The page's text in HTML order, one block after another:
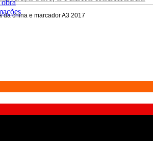
da china e marcador A3 2017
obra